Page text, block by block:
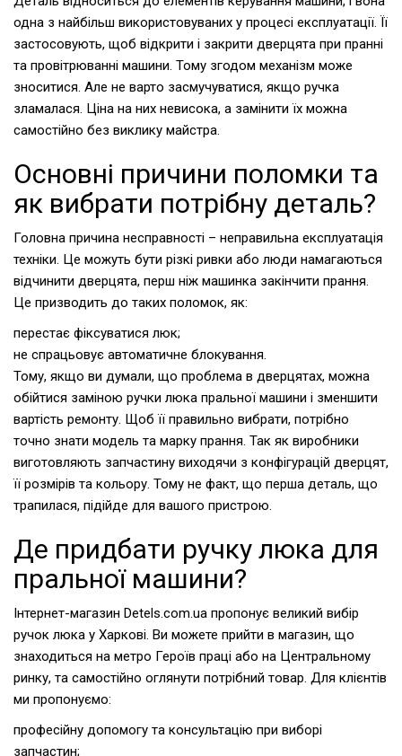
одна з найбільш використовуваних у процесі експлуатації. Її
застосовують, щоб відкрити і закрити дверцята при пранні
та провітрюванні машини. Тому згодом механізм може
зноситися. Але не варто засмучуватися, якщо ручка
зламалася. Ціна на них невисока, а замінити їх можна
самостійно без виклику майстра.
Основні причини поломки та
як вибрати потрібну деталь?
Головна причина несправності – неправильна експлуатація
техніки. Це можуть бути різкі ривки або люди намагаються
відчинити дверцята, перш ніж машинка закінчити прання.
Це призводить до таких поломок, як:
перестає фіксуватися люк;
не спрацьовує автоматичне блокування.
Тому, якщо ви думали, що проблема в дверцятах, можна
обійтися заміною ручки люка пральної машини і зменшити
вартість ремонту. Щоб її правильно вибрати, потрібно
точно знати модель та марку прання. Так як виробники
виготовляють запчастину виходячи з конфігурацій дверцят,
її розмірів та кольору. Тому не факт, що перша деталь, що
трапилася, підійде для вашого пристрою.
Де придбати ручку люка для
пральної машини?
Інтернет-магазин Detels.com.ua пропонує великий вибір
ручок люка у Харкові. Ви можете прийти в магазин, що
знаходиться на метро Героїв праці або на Центральному
ринку, та самостійно оглянути потрібний товар. Для клієнтів
ми пропонуємо:
професійну допомогу та консультацію при виборі
запчастин;